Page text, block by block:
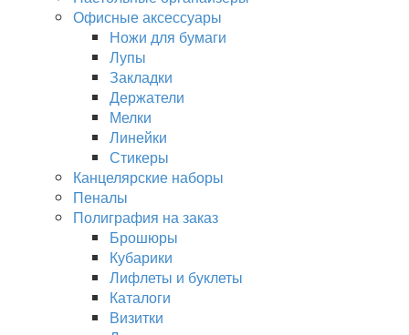
Офисные аксессуары
Ножи для бумаги
Лупы
Закладки
Держатели
Мелки
Линейки
Стикеры
Канцелярские наборы
Пеналы
Полиграфия на заказ
Брошюры
Кубарики
Лифлеты и буклеты
Каталоги
Визитки